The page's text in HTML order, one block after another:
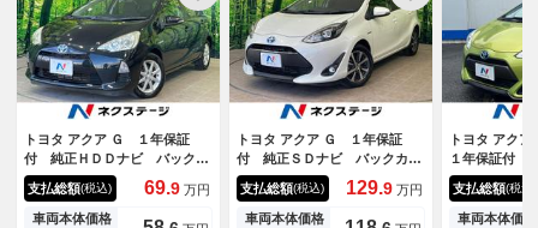
トヨタ アクア Ｇ １年保証
付 純正ＨＤＤナビ バックカ
メラ 禁煙車 スマートキー
ＥＴＣ 純正１５インチアル
ミ オートライト オートエア
支払総額(税込) 69.9 万円
車両本体価格
トヨタ アクア Ｇ １年保証
付 純正ＳＤナビ バックカメ
ラ 衝突被害軽減システム 禁
煙車 ドラレコ コーナーセン
サー スマートキー ＬＥＤヘ
支払総額(税込) 129.9 万円
車両本体価格
トヨタ アク
１年保証付
カメラ 禁煙
シート スマ
ヘッド ビル
支払総額(税込)
車両本体価格